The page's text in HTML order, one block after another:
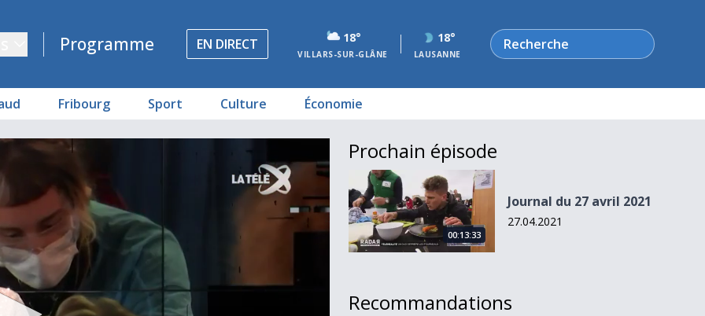
Programme EN DIRECT 18°
VILLARS-SUR-GLÂNE
18°
LAUSANNE
Rechercher
Fribourg Sport Culture Économie
Prochain épisode
Journal du 27 avril 2021
00:13:33
Journal du 27 avril 2021
27.04.2021
Recommandations